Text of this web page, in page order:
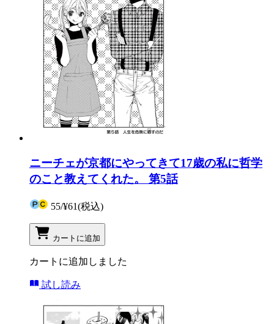
ニーチェが京都にやってきて17歳の私に哲学
のこと教えてくれた。 第5話
55/¥61(税込)
カートに追加
カートに追加しました
試し読み